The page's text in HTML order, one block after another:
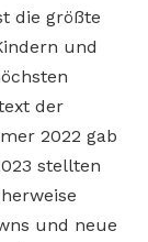
die größte
und
der
2022 gab
stellten
und neue